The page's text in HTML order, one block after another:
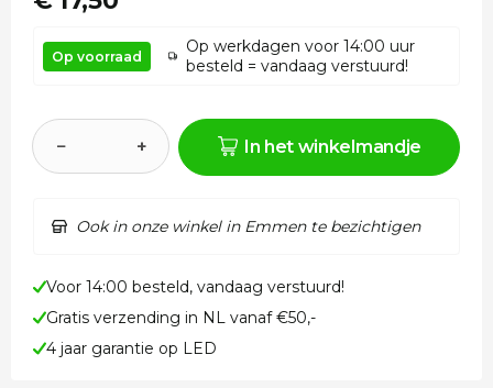
Op voorraad
Op werkdagen voor 14:00 uur
besteld = vandaag verstuurd!
− + In het winkelmandje
Ook in onze winkel in Emmen te bezichtigen
Voor 14:00 besteld, vandaag verstuurd!
Gratis verzending in NL vanaf €50,-
4 jaar garantie op LED